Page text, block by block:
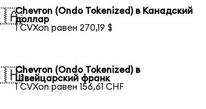
Chevron (Ondo Tokenized) в Канадский
доллар
1 CVXon равен 270,19 $
Chevron (Ondo Tokenized) в
Швейцарский франк
1 CVXon равен 156,61 CHF